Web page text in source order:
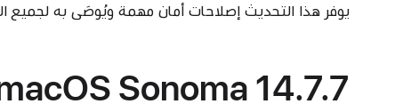
يوفر هذا التحديث إصلاحات أمان مهمة ويُوصَى به لجميع
Sonoma 14.7.7